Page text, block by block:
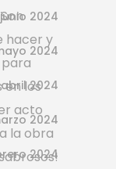
junio 2024
2024
abril 2024
2024
2024
hacer y
en los
acto
la obra